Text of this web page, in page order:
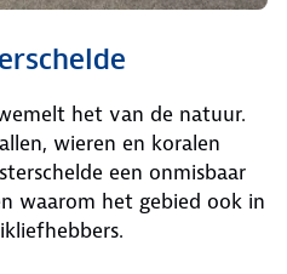
het van de natuur.
wieren en koralen
een onmisbaar
waarom het gebied ook in